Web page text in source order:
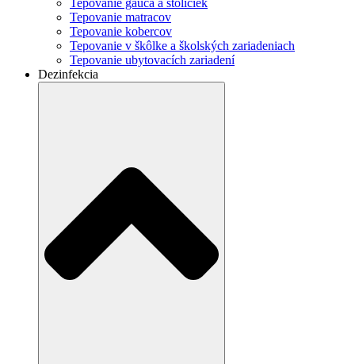
Tepovanie matracov
Tepovanie kobercov
Tepovanie v škôlke a školských zariadeniach
Tepovanie ubytovacích zariadení
Dezinfekcia